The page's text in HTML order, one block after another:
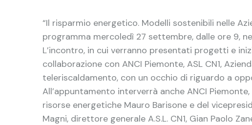
“Il risparmio energetico. Modelli sostenibili nelle
programma mercoledì 27 settembre, dalle ore 9,
L’incontro, in cui verranno presentati progetti e
collaborazione con ANCI Piemonte, ASL CN1,
teleriscaldamento, con un occhio di riguardo a
All’appuntamento interverrà anche ANCI
risorse energetiche Mauro Barisone e del
Magni, direttore generale A.S.L. CN1, Gian Paolo